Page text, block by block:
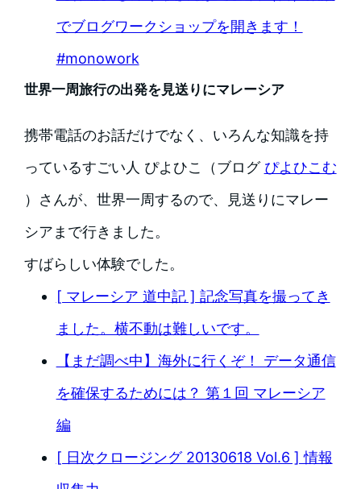
でブログワークショップを開きます！
#monowork
世界一周旅行の出発を見送りにマレーシア
携帯電話のお話だけでなく、いろんな知識を持
っているすごい人 ぴよひこ（ブログ ぴよひこむ
）さんが、世界一周するので、見送りにマレー
シアまで行きました。
すばらしい体験でした。
[ マレーシア 道中記 ] 記念写真を撮ってき
ました。横不動は難しいです。
【まだ調べ中】海外に行くぞ！ データ通信
を確保するためには？ 第１回 マレーシア
編
[ 日次クロージング 20130618 Vol.6 ] 情報